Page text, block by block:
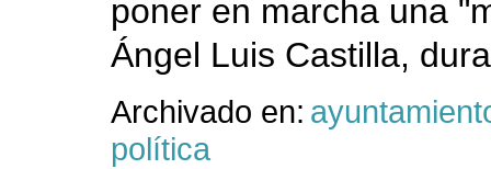
poner en marcha una
Ángel Luis Castilla,
Archivado en:
política